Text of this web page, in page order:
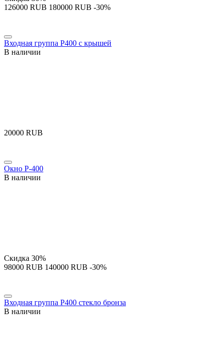
‍126000‍ RUB ‍180000‍ RUB -30%
Входная группа P400 с крышей
В наличии
‍20000‍ RUB
Окно P-400
В наличии
Скидка 30%
‍98000‍ RUB ‍140000‍ RUB -30%
Входная группа P400 стекло бронза
В наличии